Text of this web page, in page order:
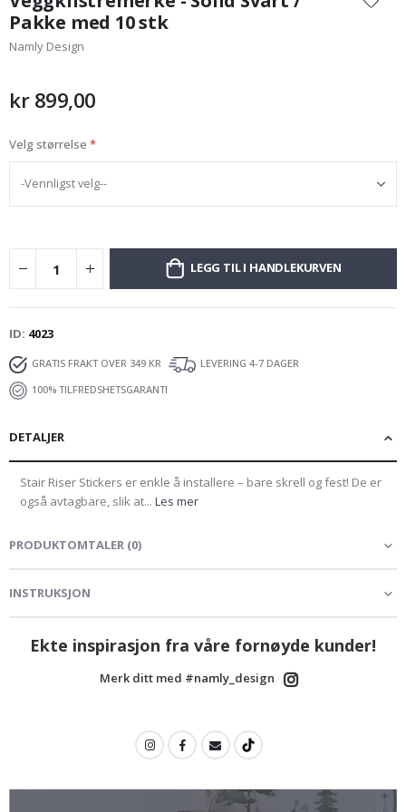
begynnelsen
av
bildegalleri
Pakke med 10 stk
Namly Design
kr 899,00
Velg størrelse
LEGG TIL I HANDLEKURVEN
ID 4023
GRATIS FRAKT OVER 349 KR
LEVERING 4-7 DAGER
100% TILFREDSHETSGARANTI
DETALJER
Stair Riser Stickers er enkle å installere – bare skrell og fest! De er
også avtagbare, slik at... Les mer
PRODUKTOMTALER (0)
INSTRUKSJON
Ekte inspirasjon fra våre fornøyde kunder!
Merk ditt med #namly_design